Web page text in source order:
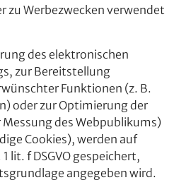
zu Werbezwecken verwendet
des elektronischen
zur Bereitstellung
Funktionen (z. B.
oder zur Optimierung der
Messung des Webpublikums)
Cookies), werden auf
lit. f DSGVO gespeichert,
angegeben wird.